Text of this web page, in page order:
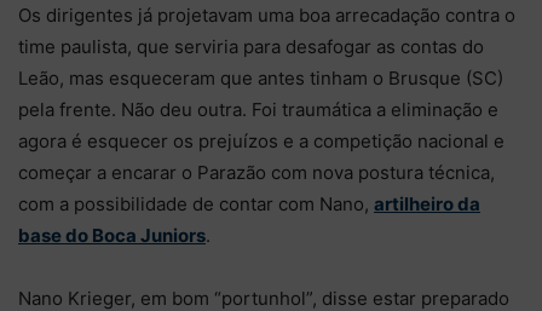
Os dirigentes já projetavam uma boa arrecadação contra o
time paulista, que serviria para desafogar as contas do
Leão, mas esqueceram que antes tinham o Brusque (SC)
pela frente. Não deu outra. Foi traumática a eliminação e
agora é esquecer os prejuízos e a competição nacional e
começar a encarar o Parazão com nova postura técnica,
com a possibilidade de contar com Nano, artilheiro da
base do Boca Juniors.
Nano Krieger, em bom “portunhol”, disse estar preparado